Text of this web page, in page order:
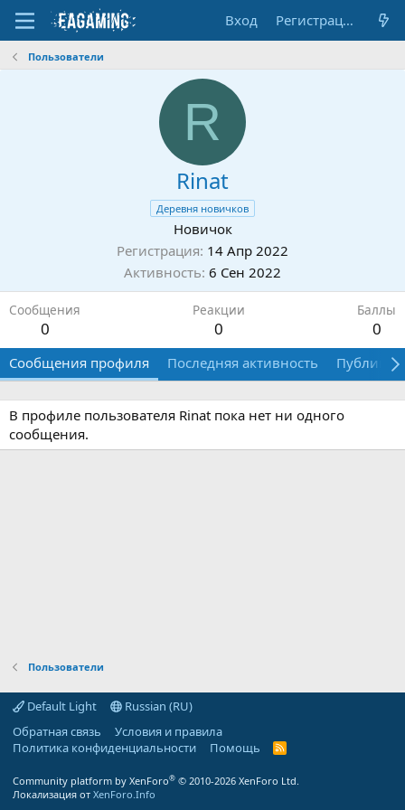
Вход Регистрация
Пользователи
R
Rinat
Деревня новичков
Новичок
Регистрация 14 Апр 2022
Активность 6 Сен 2022
Сообщения
0
Реакции
0
Баллы
0
Сообщения профиля Последняя активность
В профиле пользователя Rinat пока нет ни одного
сообщения.
Пользователи
Default Light
Russian (RU)
Обратная связь
Условия и правила
Политика конфиденциальности
Помощь
R
Community platform by XenForo® © 2010-2026 XenForo Ltd.
Локализация от XenForo.Info